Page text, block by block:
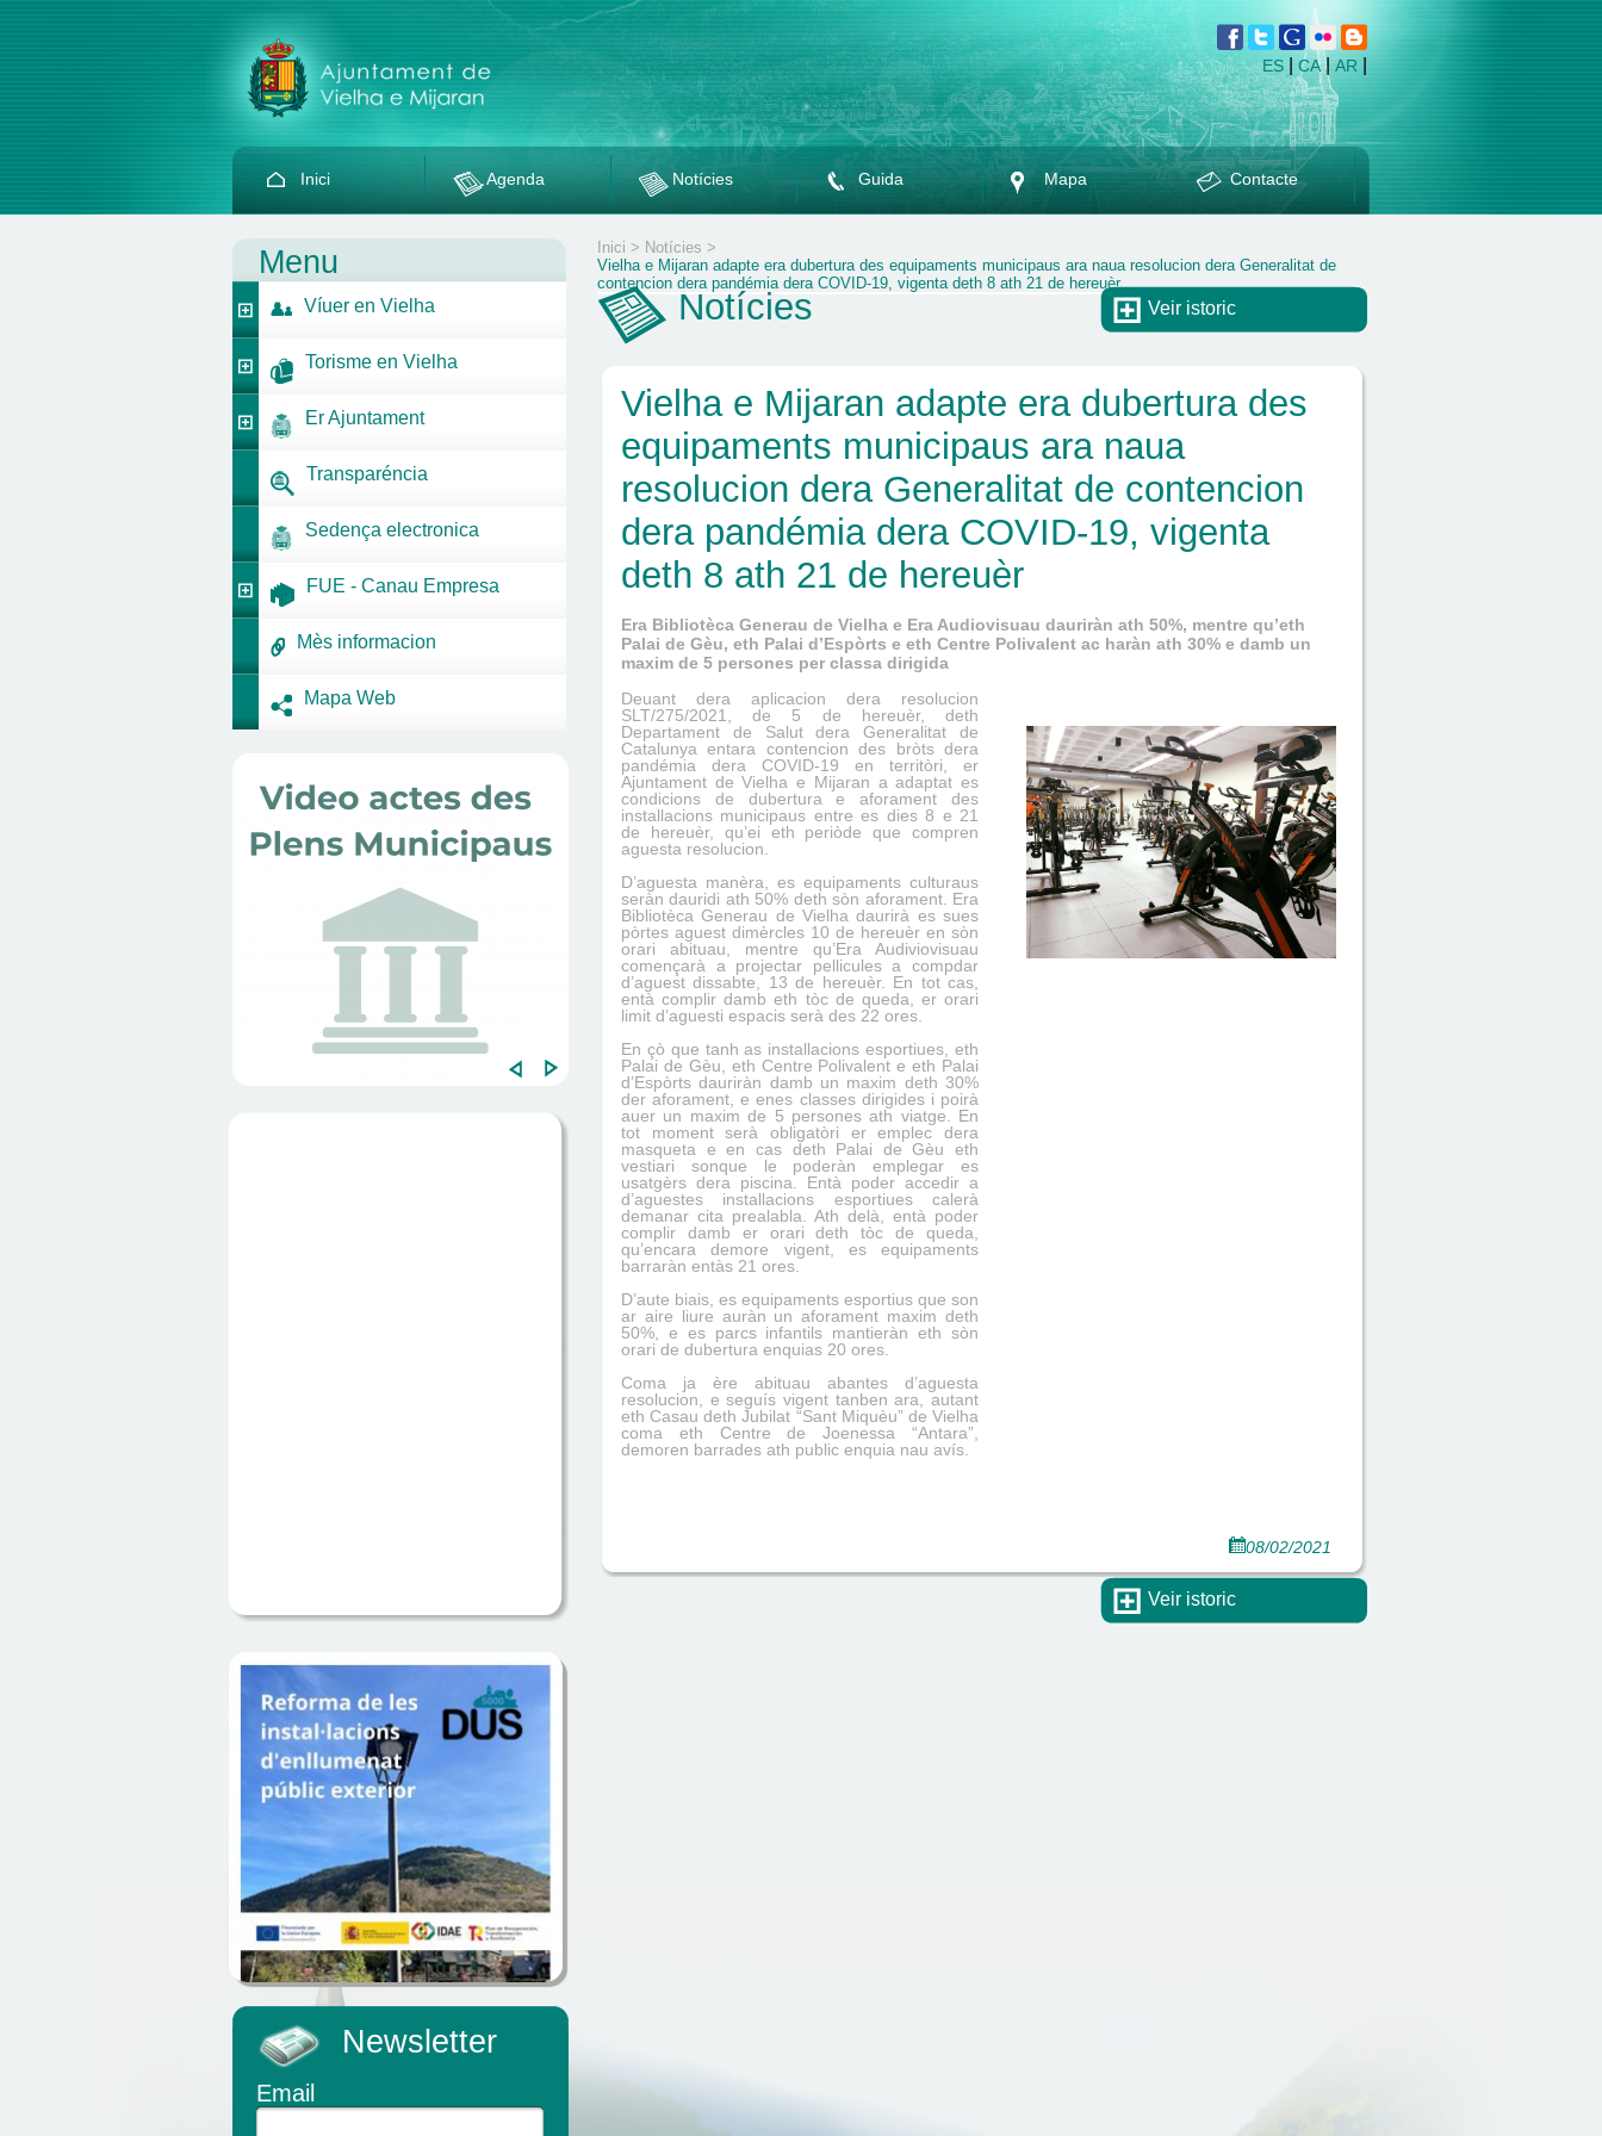
ES CA | AR
Inici Agenda Notícies Guida Mapa Contacte
Menu
Víuer en Vielha
Torisme en Vielha
Er Ajuntament
Transparéncia
Sedença electronica
FUE - Canau Empresa
Mès informacion
Mapa Web
Newsletter
Email
Inici > Notícies >
Vielha e Mijaran adapte era dubertura des equipaments municipaus ara naua resolucion dera Generalitat de
contencion dera pandémia dera COVID-19, vigenta deth 8 ath 21 de hereuèr
Notícies Veir istoric
Vielha e Mijaran adapte era dubertura des
equipaments municipaus ara naua
resolucion dera Generalitat de contencion
dera pandémia dera COVID-19, vigenta
deth 8 ath 21 de hereuèr
Era Bibliotèca Generau de Vielha e Era Audiovisuau dauriràn ath 50%, mentre qu’eth
Palai de Gèu, eth Palai d’Espòrts e eth Centre Polivalent ac haràn ath 30% e damb un
maxim de 5 persones per classa dirigida
Deuant dera aplicacion dera resolucion
SLT/275/2021, de 5 de hereuèr, deth
Departament de Salut dera Generalitat de
Catalunya entara contencion des bròts dera
pandémia dera COVID-19 en territòri, er
Ajuntament de Vielha e Mijaran a adaptat es
condicions de dubertura e aforament des
installacions municipaus entre es dies 8 e 21
de hereuèr, qu’ei eth periòde que compren
aguesta resolucion.
D’aguesta manèra, es equipaments culturaus
seràn dauridi ath 50% deth sòn aforament. Era
Bibliotèca Generau de Vielha daurirà es sues
pòrtes aguest dimèrcles 10 de hereuèr en sòn
orari abituau, mentre qu’Era Audiviovisuau
començarà a projectar pellicules a compdar
d’aguest dissabte, 13 de hereuèr. En tot cas,
entà complir damb eth tòc de queda, er orari
limit d’aguesti espacis serà des 22 ores.
En çò que tanh as installacions esportiues, eth
Palai de Gèu, eth Centre Polivalent e eth Palai
d’Espòrts dauriràn damb un maxim deth 30%
der aforament, e enes classes dirigides i poirà
auer un maxim de 5 persones ath viatge. En
tot moment serà obligatòri er emplec dera
masqueta e en cas deth Palai de Gèu eth
vestiari sonque le poderàn emplegar es
usatgèrs dera piscina. Entà poder accedir a
d’aguestes installacions esportiues calerà
demanar cita prealabla. Ath delà, entà poder
complir damb er orari deth tòc de queda,
qu’encara demore vigent, es equipaments
barraràn entàs 21 ores.
D’aute biais, es equipaments esportius que son
ar aire liure auràn un aforament maxim deth
50%, e es parcs infantils mantieràn eth sòn
orari de dubertura enquias 20 ores.
Coma ja ère abituau abantes d’aguesta
resolucion, e seguís vigent tanben ara, autant
eth Casau deth Jubilat “Sant Miquèu” de Vielha
coma eth Centre de Joenessa “Antara”,
demoren barrades ath public enquia nau avís.
08/02/2021
Veir istoric